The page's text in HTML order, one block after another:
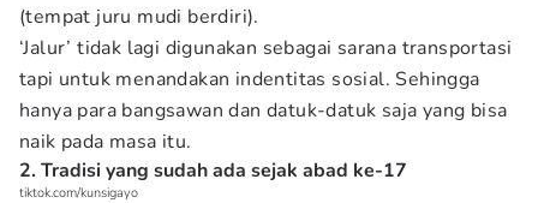
(tempat juru mudi berdiri).
‘Jalur’ tidak lagi digunakan sebagai sarana transportasi
tapi untuk menandakan indentitas sosial. Sehingga
hanya para bangsawan dan datuk-datuk saja yang bisa
naik pada masa itu.
2. Tradisi yang sudah ada sejak abad ke-17
tiktok.com/kunsigayo